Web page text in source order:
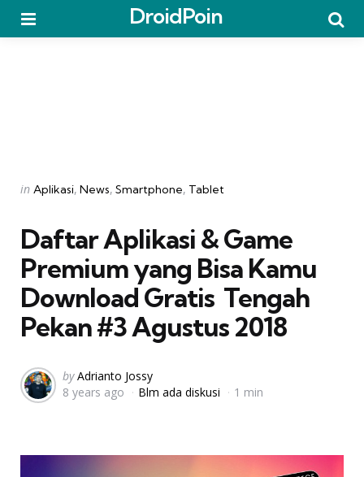
DroidPoin
Categories
Posted
in Aplikasi News Smartphone Tablet
Daftar Aplikasi & Game
Premium yang Bisa Kamu
Download Gratis  Tengah
Pekan #3 Agustus 2018
Posted
by
by Adrianto Jossy
8 years ago
Blm ada diskusi 1 min